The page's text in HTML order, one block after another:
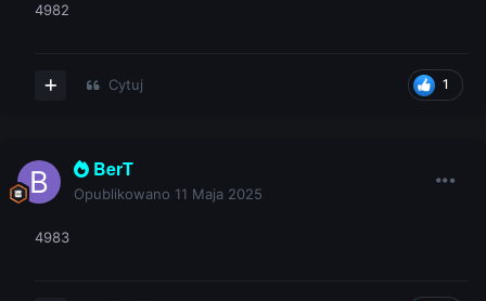
4982
1
Cytuj
BerT
Opublikowano 11 Maja 2025
4983